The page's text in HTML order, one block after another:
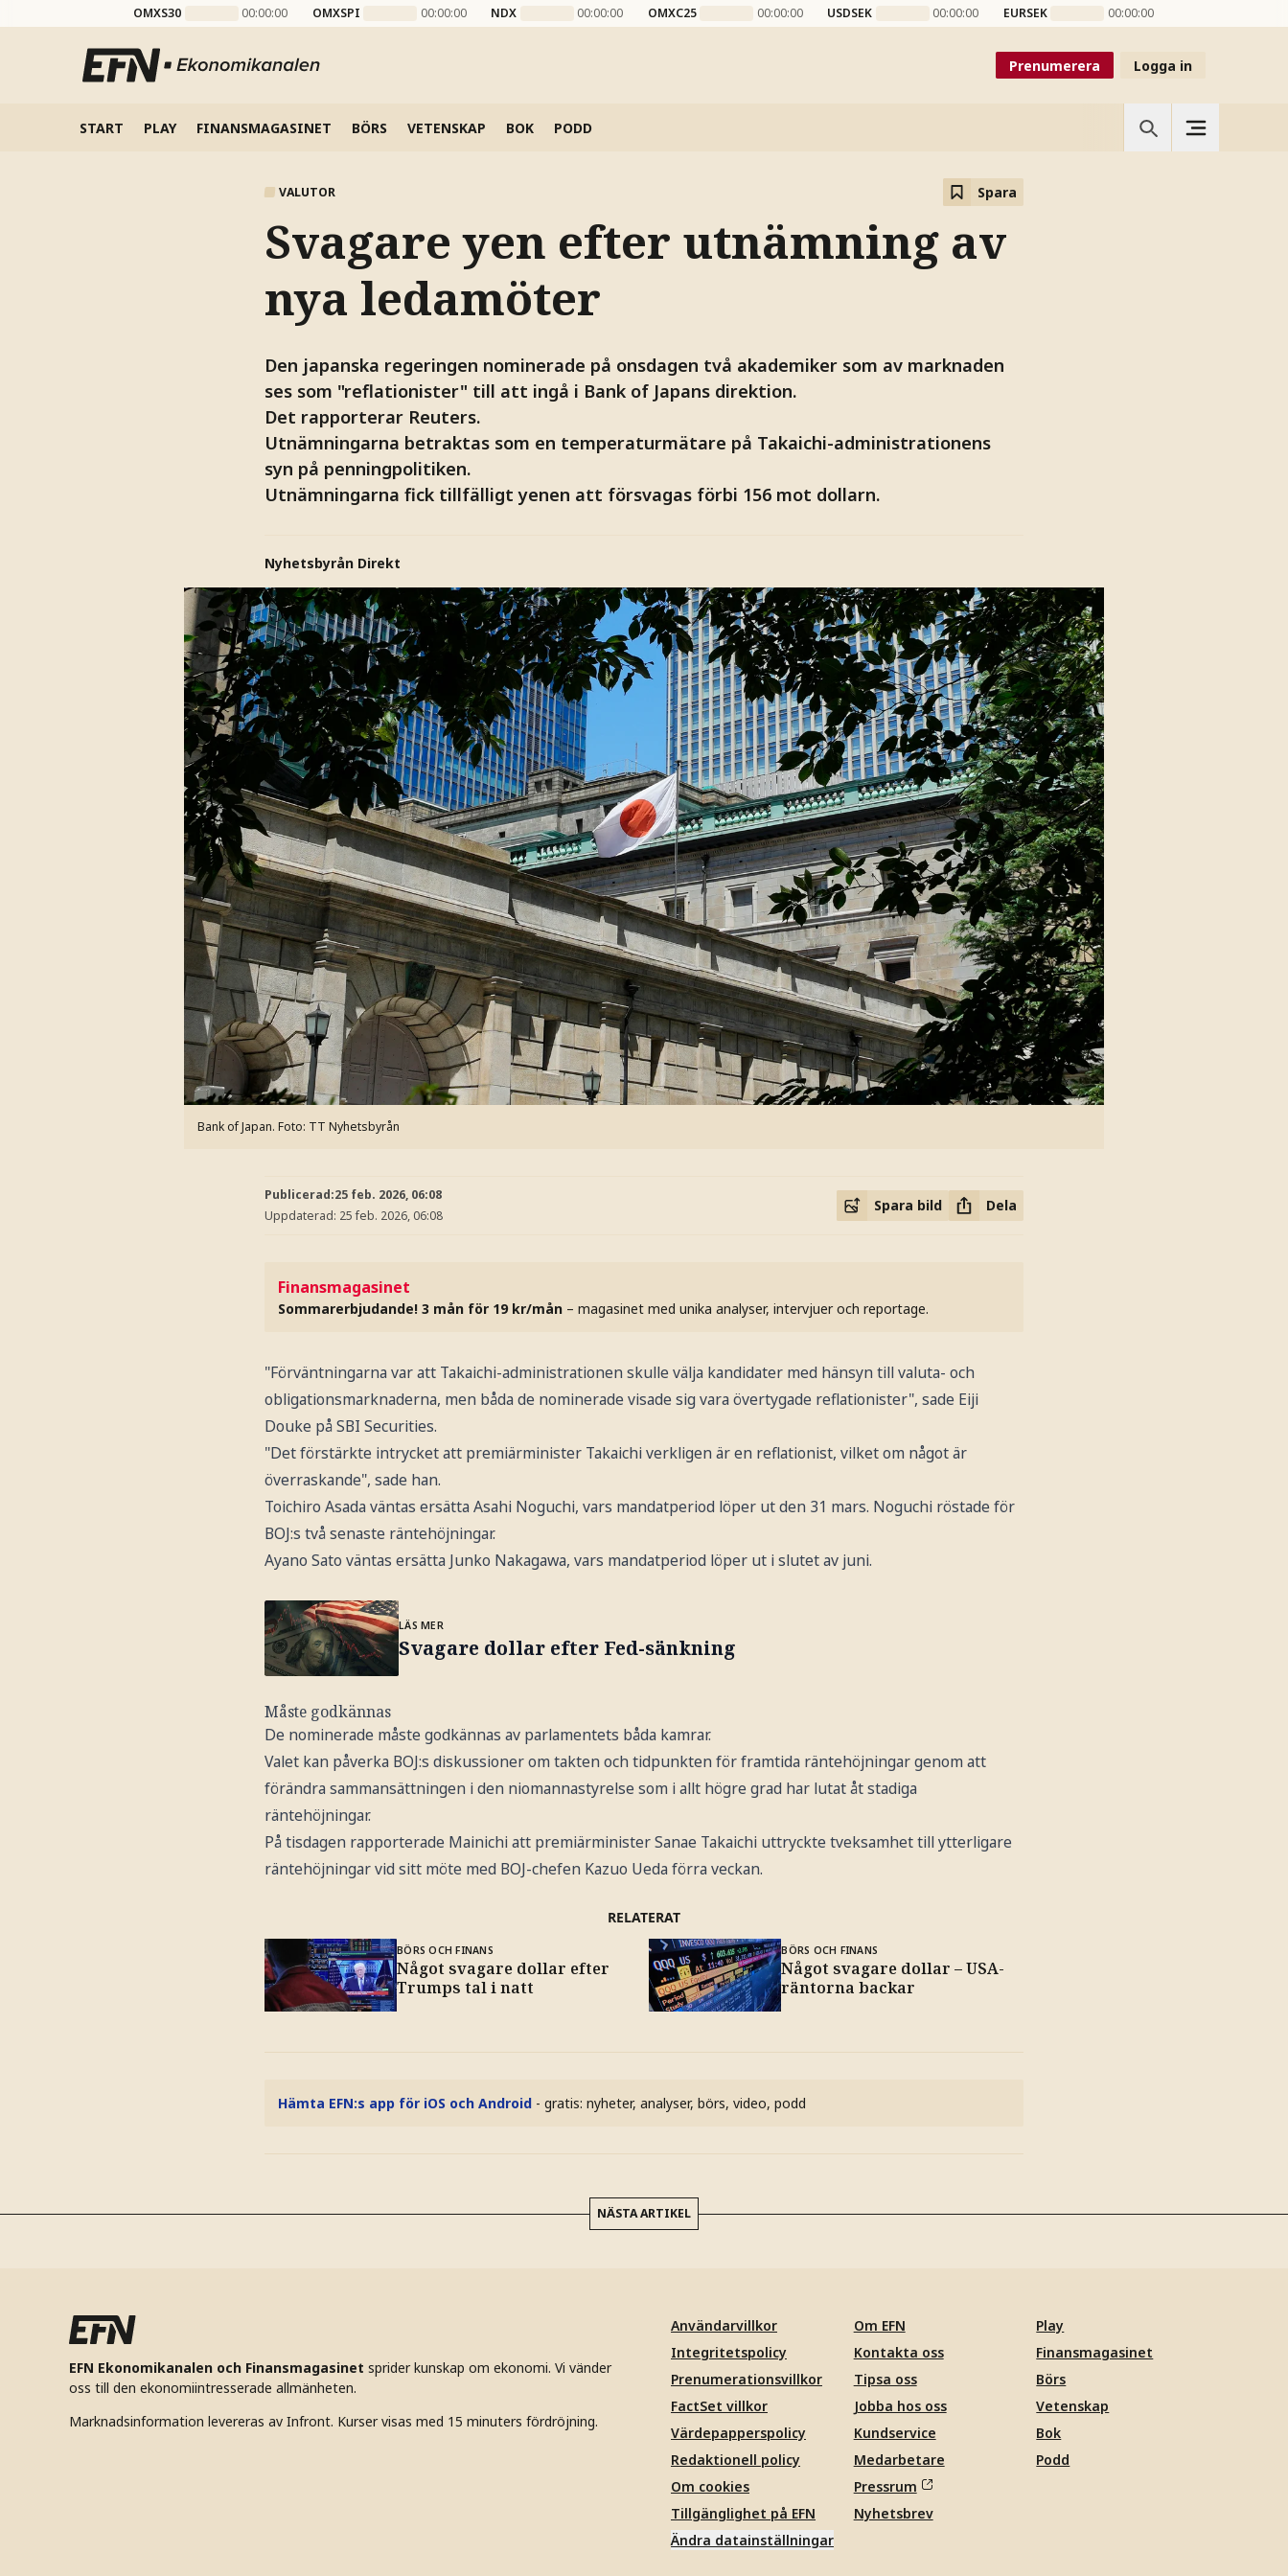
OMXS30 00:00:00 OMXSPI 00:00:00 NDX 00:00:00 OMXC25 00:00:00 USDSEK 00:00:00 EURSEK 00:00:00
Prenumerera Logga in
START PLAY FINANSMAGASINET BÖRS VETENSKAP BOK PODD
VALUTOR Spara
Svagare yen efter utnämning av
nya ledamöter
Den japanska regeringen nominerade på onsdagen två akademiker som av marknaden
ses som "reflationister" till att ingå i Bank of Japans direktion.
Det rapporterar Reuters.
Utnämningarna betraktas som en temperaturmätare på Takaichi-administrationens
syn på penningpolitiken.
Utnämningarna fick tillfälligt yenen att försvagas förbi 156 mot dollarn.
Nyhetsbyrån Direkt
Bank of Japan. Foto: TT Nyhetsbyrån
Publicerad:25 feb. 2026, 06:08
Uppdaterad: 25 feb. 2026, 06:08
Spara bild Dela
Finansmagasinet
Sommarerbjudande! 3 mån för 19 kr/mån – magasinet med unika analyser, intervjuer och reportage.
"Förväntningarna var att Takaichi-administrationen skulle välja kandidater med hänsyn till valuta- och
obligationsmarknaderna, men båda de nominerade visade sig vara övertygade reflationister", sade Eiji
Douke på SBI Securities.
"Det förstärkte intrycket att premiärminister Takaichi verkligen är en reflationist, vilket om något är
överraskande", sade han.
Toichiro Asada väntas ersätta Asahi Noguchi, vars mandatperiod löper ut den 31 mars. Noguchi röstade för
BOJ:s två senaste räntehöjningar.
Ayano Sato väntas ersätta Junko Nakagawa, vars mandatperiod löper ut i slutet av juni.
LÄS MER
Svagare dollar efter Fed-sänkning
Måste godkännas
De nominerade måste godkännas av parlamentets båda kamrar.
Valet kan påverka BOJ:s diskussioner om takten och tidpunkten för framtida räntehöjningar genom att
förändra sammansättningen i den niomannastyrelse som i allt högre grad har lutat åt stadiga
räntehöjningar.
På tisdagen rapporterade Mainichi att premiärminister Sanae Takaichi uttryckte tveksamhet till ytterligare
räntehöjningar vid sitt möte med BOJ-chefen Kazuo Ueda förra veckan.
RELATERAT
BÖRS OCH FINANS
Något svagare dollar efter
Trumps tal i natt
BÖRS OCH FINANS
Något svagare dollar – USA-
räntorna backar
Hämta EFN:s app för iOS och Android - gratis: nyheter, analyser, börs, video, podd
NÄSTA ARTIKEL
EFN Ekonomikanalen och Finansmagasinet sprider kunskap om ekonomi. Vi vänder
oss till den ekonomiintresserade allmänheten.
Marknadsinformation levereras av Infront. Kurser visas med 15 minuters fördröjning.
Användarvillkor
Integritetspolicy
Prenumerationsvillkor
FactSet villkor
Värdepapperspolicy
Redaktionell policy
Om cookies
Tillgänglighet på EFN
Ändra datainställningar
Om EFN
Kontakta oss
Tipsa oss
Jobba hos oss
Kundservice
Medarbetare
Pressrum
Nyhetsbrev
Play
Finansmagasinet
Börs
Vetenskap
Bok
Podd